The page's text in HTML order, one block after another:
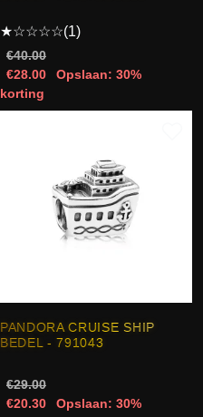
★☆☆☆☆(1)
€40.00
€28.00
Opslaan: 30%
korting
PANDORA CRUISE SHIP
BEDEL - 791043
€29.00
€20.30
Opslaan: 30%